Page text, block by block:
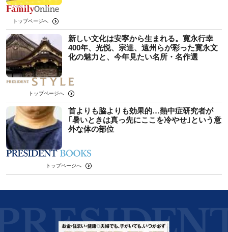
トップページへ
新しい文化は安寧から生まれる。寛永行幸
400年、光悦、宗達、遠州らが彩った寛永文
化の魅力と、今年見たい名所・名作選
トップページへ
首よりも脇よりも効果的…熱中症研究者が
｢暑いときは真っ先にここを冷やせ｣という意
外な体の部位
トップページへ